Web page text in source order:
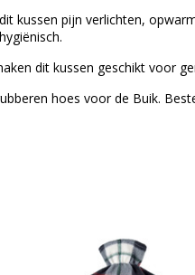
kussen pijn verlichten,
dit kussen geschikt voor
hoes voor de Buik.